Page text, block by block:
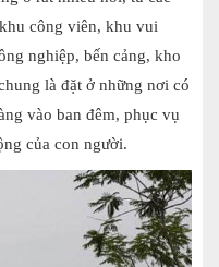
công viên, khu vui
nghiệp, bến cảng, kho
là đặt ở những nơi có
vào ban đêm, phục vụ
của con người.